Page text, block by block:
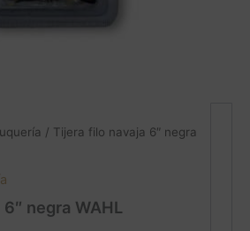
/ Tijera filo navaja 6″ negra
negra WAHL